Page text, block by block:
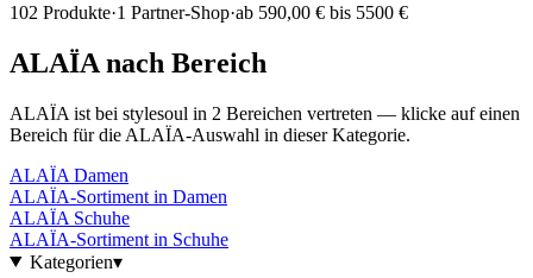
102 Produkte·1 Partner-Shop·ab 590,00 € bis 5500 €
ALAÏA nach Bereich
ALAÏA ist bei stylesoul in 2 Bereichen vertreten — klicke auf einen
Bereich für die ALAÏA-Auswahl in dieser Kategorie.
ALAÏA Damen
ALAÏA-Sortiment in Damen
ALAÏA Schuhe
ALAÏA-Sortiment in Schuhe
Kategorien▾